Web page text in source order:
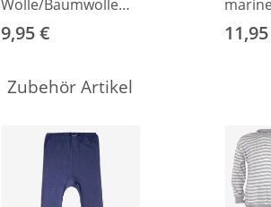
Wolle/Baumwolle
marine/blau Ringel
19-22
9,95 €
Zubehör Artikel